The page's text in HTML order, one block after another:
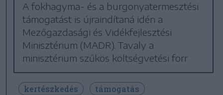
A fokhagyma- és a burgonyatermesztési
támogatást is újraindítaná idén a
Mezőgazdasági és Vidékfejlesztési
Minisztérium (MADR). Tavaly a
minisztérium szűkös költségvetési forr
kertészkedés
támogatás